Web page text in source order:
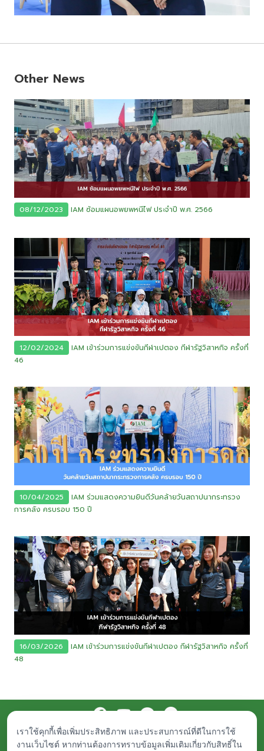
Other News
08/12/2023 IAM ซ้อมแผนอพยพหนีไฟ ประจำปี พ.ศ. 2566
12/02/2024
IAM เข้าร่วมการแข่งขันกีฬาเปตอง กีฬารัฐวิสาหกิจ ครั้งที่
46
10/04/2025
IAM ร่วมแสดงความยินดีวันคล้ายวันสถาปนากระทรวง
การคลัง ครบรอบ 150 ปี
16/03/2026
IAM เข้าร่วมการแข่งขันกีฬาเปตอง กีฬารัฐวิสาหกิจ ครั้งที่
48
Procurement Public Documents Career
Contact Us
เราใช้คุกกี้เพื่อเพิ่มประสิทธิภาพ และประสบการณ์ที่ดีในการใช้
งานเว็บไซต์ หากท่านต้องการทราบข้อมูลเพิ่มเติมเกี่ยวกับสิทธิ์ใน